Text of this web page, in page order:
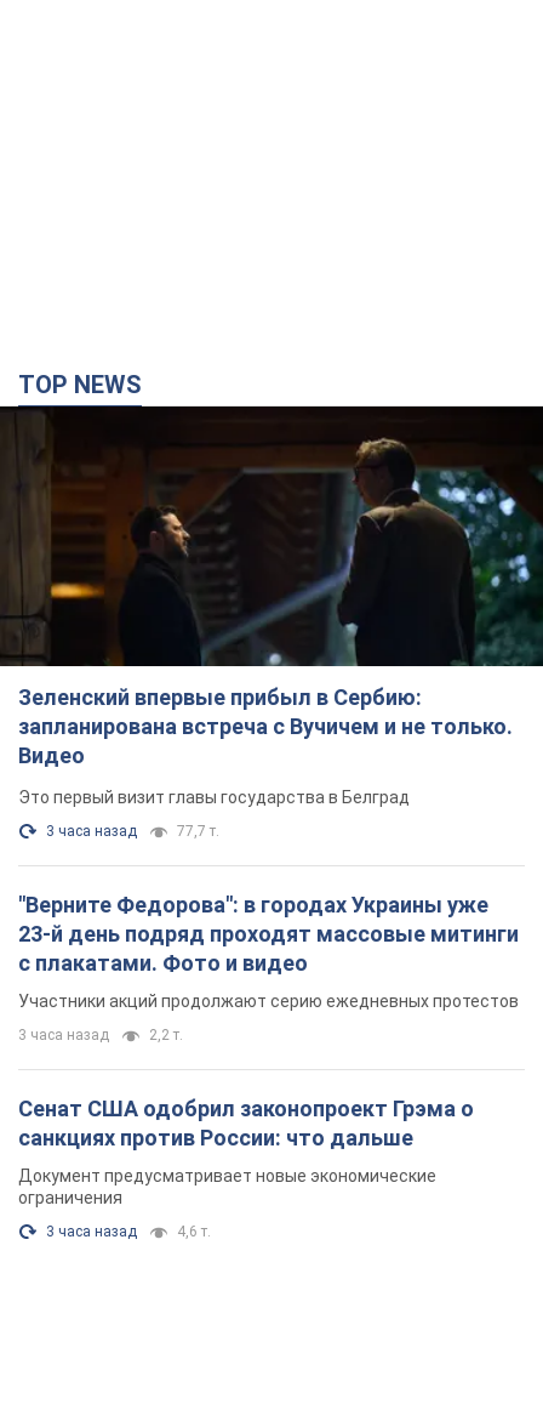
TOP NEWS
Зеленский впервые прибыл в Сербию:
запланирована встреча с Вучичем и не только.
Видео
Это первый визит главы государства в Белград
3 часа назад 77,7 т.
"Верните Федорова": в городах Украины уже
23-й день подряд проходят массовые митинги
с плакатами. Фото и видео
Участники акций продолжают серию ежедневных протестов
3 часа назад 2,2 т.
Сенат США одобрил законопроект Грэма о
санкциях против России: что дальше
Документ предусматривает новые экономические
ограничения
3 часа назад 4,6 т.